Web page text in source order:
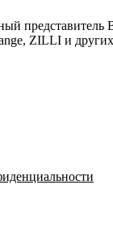
представитель
ZILLI и